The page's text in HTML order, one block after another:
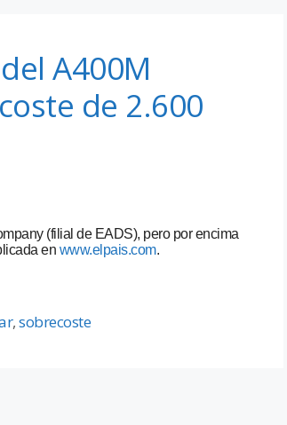
A400M
de 2.600
(filial de EADS), pero por encima
en www.elpais.com.
,sobrecoste